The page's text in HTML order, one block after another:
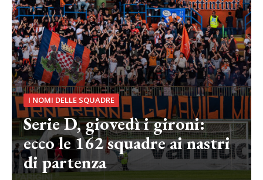
I NOMI DELLE SQUADRE
Serie D, giovedì i gironi:
ecco le 162 squadre ai nastri
di partenza